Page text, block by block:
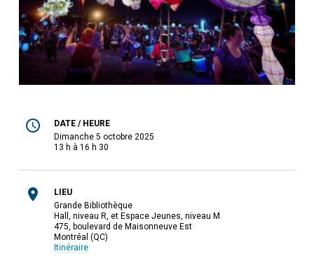
DATE / HEURE
dimanche 5 octobre 2025
13 h à 16 h 30
LIEU
Grande Bibliothèque
Hall, niveau R, et Espace Jeunes, niveau M
475, boulevard de Maisonneuve Est
Montréal (QC)
Itinéraire